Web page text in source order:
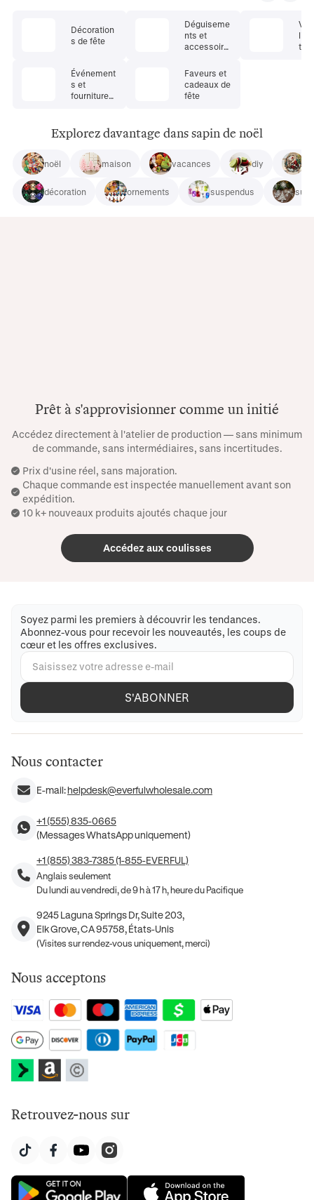
Décoration
s de fête
Événement
s et
fournitures
Déguiseme
nts et
accessoire
Faveurs et
cadeaux de
fête
Explorez davantage dans sapin de noël
noël maison vacances diy
décoration ornements suspendus
Prêt à s'approvisionner comme un initié
Accédez directement à l'atelier de production — sans minimum
de commande, sans intermédiaires, sans incertitudes.
Prix ​​d'usine réel, sans majoration.
Chaque commande est inspectée manuellement avant son
expédition.
10 k+ nouveaux produits ajoutés chaque jour
Accédez aux coulisses
Soyez parmi les premiers à découvrir les tendances.
Abonnez-vous pour recevoir les nouveautés, les coups de
cœur et les offres exclusives.
S'ABONNER
Nous contacter
E-mail:helpdesk@everfulwholesale.com
+1 (555) 835-0665
(Messages WhatsApp uniquement)
+1 (855) 383-7385 (1-855-EVERFUL)
Anglais seulement
Du lundi au vendredi, de 9 h à 17 h, heure du Pacifique
9245 Laguna Springs Dr, Suite 203,
Elk Grove, CA 95758, États-Unis
(Visites sur rendez-vous uniquement, merci)
Nous acceptons
Retrouvez-nous sur